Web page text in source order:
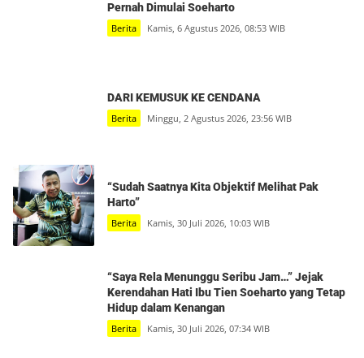
Pernah Dimulai Soeharto
Berita Kamis, 6 Agustus 2026, 08:53 WIB
DARI KEMUSUK KE CENDANA
Berita Minggu, 2 Agustus 2026, 23:56 WIB
“Sudah Saatnya Kita Objektif Melihat Pak
Harto”
Berita Kamis, 30 Juli 2026, 10:03 WIB
“Saya Rela Menunggu Seribu Jam…” Jejak
Kerendahan Hati Ibu Tien Soeharto yang Tetap
Hidup dalam Kenangan
Berita Kamis, 30 Juli 2026, 07:34 WIB